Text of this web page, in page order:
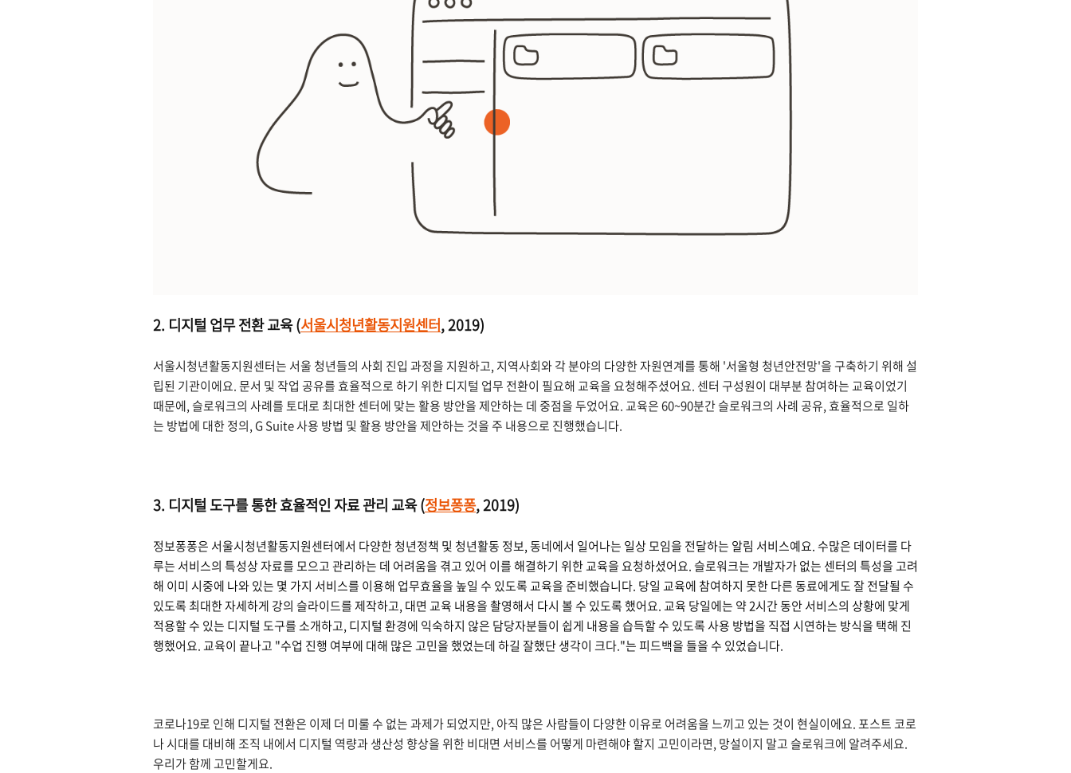
2. 디지털 업무 전환 교육 (서울시청년활동지원센터, 2019)
서울시청년활동지원센터는 서울 청년들의 사회 진입 과정을 지원하고, 지역사회와 각 분야의 다양한 자원연계를 통해 '서울형 청년안전망'을 구축하기 위해 설
립된 기관이에요. 문서 및 작업 공유를 효율적으로 하기 위한 디지털 업무 전환이 필요해 교육을 요청해주셨어요. 센터 구성원이 대부분 참여하는 교육이었기
때문에, 슬로워크의 사례를 토대로 최대한 센터에 맞는 활용 방안을 제안하는 데 중점을 두었어요. 교육은 60~90분간 슬로워크의 사례 공유, 효율적으로 일하
는 방법에 대한 정의, G Suite 사용 방법 및 활용 방안을 제안하는 것을 주 내용으로 진행했습니다.
3. 디지털 도구를 통한 효율적인 자료 관리 교육 (정보퐁퐁, 2019)
정보퐁퐁은 서울시청년활동지원센터에서 다양한 청년정책 및 청년활동 정보, 동네에서 일어나는 일상 모임을 전달하는 알림 서비스예요. 수많은 데이터를 다
루는 서비스의 특성상 자료를 모으고 관리하는 데 어려움을 겪고 있어 이를 해결하기 위한 교육을 요청하셨어요. 슬로워크는 개발자가 없는 센터의 특성을 고려
해 이미 시중에 나와 있는 몇 가지 서비스를 이용해 업무효율을 높일 수 있도록 교육을 준비했습니다. 당일 교육에 참여하지 못한 다른 동료에게도 잘 전달될 수
있도록 최대한 자세하게 강의 슬라이드를 제작하고, 대면 교육 내용을 촬영해서 다시 볼 수 있도록 했어요. 교육 당일에는 약 2시간 동안 서비스의 상황에 맞게
적용할 수 있는 디지털 도구를 소개하고, 디지털 환경에 익숙하지 않은 담당자분들이 쉽게 내용을 습득할 수 있도록 사용 방법을 직접 시연하는 방식을 택해 진
행했어요. 교육이 끝나고 "수업 진행 여부에 대해 많은 고민을 했었는데 하길 잘했단 생각이 크다."는 피드백을 들을 수 있었습니다.
코로나19로 인해 디지털 전환은 이제 더 미룰 수 없는 과제가 되었지만, 아직 많은 사람들이 다양한 이유로 어려움을 느끼고 있는 것이 현실이에요. 포스트 코로
나 시대를 대비해 조직 내에서 디지털 역량과 생산성 향상을 위한 비대면 서비스를 어떻게 마련해야 할지 고민이라면, 망설이지 말고 슬로워크에 알려주세요.
우리가 함께 고민할게요.